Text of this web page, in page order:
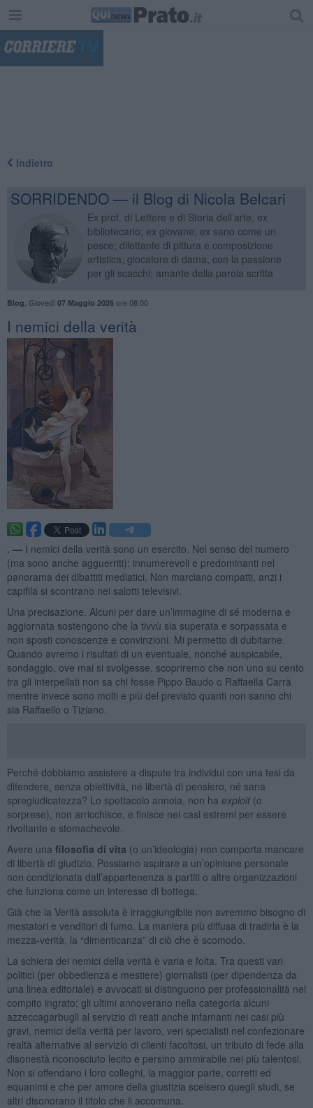
Indietro
SORRIDENDO — il Blog di Nicola Belcari
Ex prof. di Lettere e di Storia dell’arte, ex
bibliotecario; ex giovane, ex sano come un
pesce; dilettante di pittura e composizione
artistica, giocatore di dama, con la passione
per gli scacchi; amante della parola scritta
Blog Giovedì 07 Maggio 2026ore 08:00
I nemici della verità
. — I nemici della verità sono un esercito. Nel senso del numero
(ma sono anche agguerriti): innumerevoli e predominanti nel
panorama dei dibattiti mediatici. Non marciano compatti, anzi i
capifila si scontrano nei salotti televisivi.
Una precisazione. Alcuni per dare un’immagine di sé moderna e
aggiornata sostengono che la tivvù sia superata e sorpassata e
non sposti conoscenze e convinzioni. Mi permetto di dubitarne.
Quando avremo i risultati di un eventuale, nonché auspicabile,
sondaggio, ove mai si svolgesse, scopriremo che non uno su cento
tra gli interpellati non sa chi fosse Pippo Baudo o Raffaella Carrà
mentre invece sono molti e più del previsto quanti non sanno chi
sia Raffaello o Tiziano.
Perché dobbiamo assistere a dispute tra individui con una tesi da
difendere, senza obiettività, né libertà di pensiero, né sana
spregiudicatezza? Lo spettacolo annoia, non ha exploit(o
sorprese), non arricchisce, e finisce nei casi estremi per essere
rivoltante e stomachevole.
Avere una filosofia di vita (o un’ideologia) non comporta mancare
di libertà di giudizio. Possiamo aspirare a un’opinione personale
non condizionata dall’appartenenza a partiti o altre organizzazioni
che funziona come un interesse di bottega.
Già che la Verità assoluta è irraggiungibile non avremmo bisogno di
mestatori e venditori di fumo. La maniera più diffusa di tradirla è la
mezza-verità, la “dimenticanza” di ciò che è scomodo.
La schiera dei nemici della verità è varia e folta. Tra questi vari
politici (per obbedienza e mestiere) giornalisti (per dipendenza da
una linea editoriale) e avvocati si distinguono per professionalità nel
compito ingrato; gli ultimi annoverano nella categoria alcuni
azzeccagarbugli al servizio di reati anche infamanti nei casi più
gravi, nemici della verità per lavoro, veri specialisti nel confezionare
realtà alternative al servizio di clienti facoltosi, un tributo di fede alla
disonestà riconosciuto lecito e persino ammirabile nei più talentosi.
Non si offendano i loro colleghi, la maggior parte, corretti ed
equanimi e che per amore della giustizia scelsero quegli studi, se
altri disonorano il titolo che li accomuna.